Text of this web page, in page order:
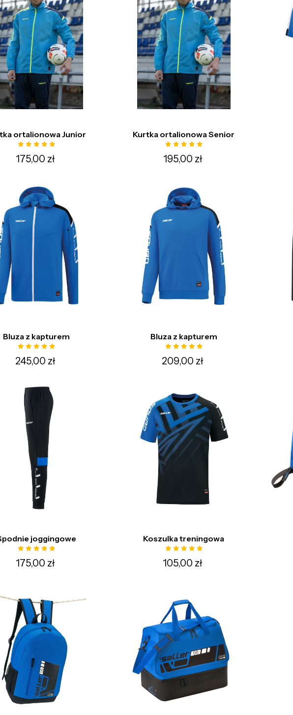
ortalionowa Junior
175,00 zł
Kurtka ortalionowa Senior
195,00 zł
Bluza z kapturem
245,00 zł
Bluza z kapturem
209,00 zł
joggingowe
175,00 zł
Koszulka treningowa
105,00 zł